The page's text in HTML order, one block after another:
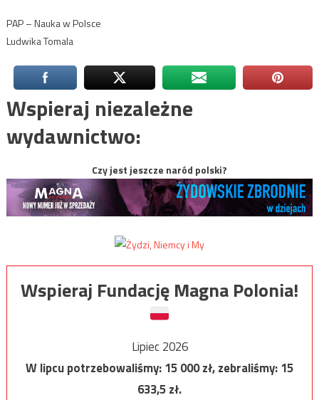
PAP – Nauka w Polsce
Ludwika Tomala
Wspieraj niezależne
wydawnictwo:
Czy jest jeszcze naród polski?
Wspieraj Fundację Magna Polonia!
Lipiec 2026
W lipcu potrzebowaliśmy:15 000zł, zebraliśmy:15
633,5zł.